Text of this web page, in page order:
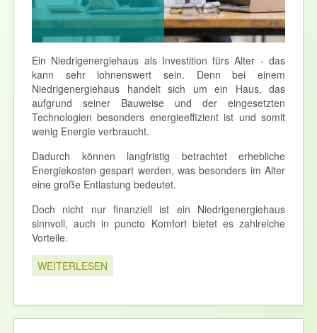
Ein Niedrigenergiehaus als Investition fürs Alter - das
kann sehr lohnenswert sein. Denn bei einem
Niedrigenergiehaus handelt sich um ein Haus, das
aufgrund seiner Bauweise und der eingesetzten
Technologien besonders energieeffizient ist und somit
wenig Energie verbraucht.
Dadurch können langfristig betrachtet erhebliche
Energiekosten gespart werden, was besonders im Alter
eine große Entlastung bedeutet.
Doch nicht nur finanziell ist ein Niedrigenergiehaus
sinnvoll, auch in puncto Komfort bietet es zahlreiche
Vorteile.
WEITERLESEN